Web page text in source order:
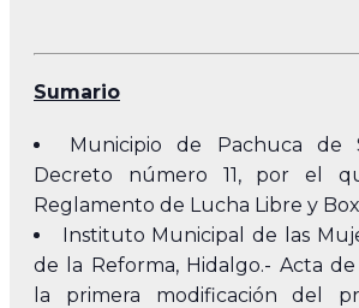
Sumario
Municipio de Pachuca de
Decreto número 11, por el
Reglamento de Lucha Libre y
Instituto Municipal de las
de la Reforma, Hidalgo.- Acta
la primera modificación del